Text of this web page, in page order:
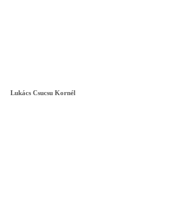
Lukács Csucsu Kornél